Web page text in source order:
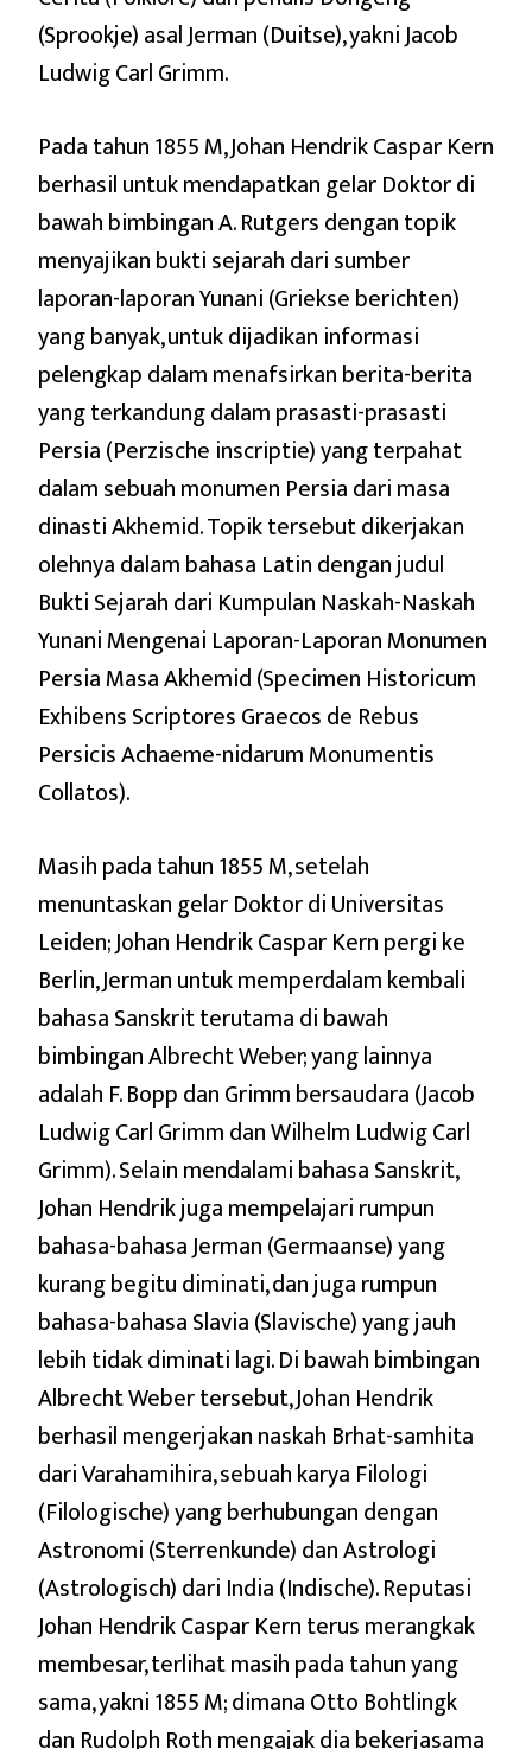
(Sprookje) asal Jerman (Duitse), yakni Jacob
Ludwig Carl Grimm.
Pada tahun 1855 M, Johan Hendrik Caspar Kern
berhasil untuk mendapatkan gelar Doktor di
bawah bimbingan A. Rutgers dengan topik
menyajikan bukti sejarah dari sumber
laporan-laporan Yunani (Griekse berichten)
yang banyak, untuk dijadikan informasi
pelengkap dalam menafsirkan berita-berita
yang terkandung dalam prasasti-prasasti
Persia (Perzische inscriptie) yang terpahat
dalam sebuah monumen Persia dari masa
dinasti Akhemid. Topik tersebut dikerjakan
olehnya dalam bahasa Latin dengan judul
Bukti Sejarah dari Kumpulan Naskah-Naskah
Yunani Mengenai Laporan-Laporan Monumen
Persia Masa Akhemid (Specimen Historicum
Exhibens Scriptores Graecos de Rebus
Persicis Achaeme-nidarum Monumentis
Collatos).
Masih pada tahun 1855 M, setelah
menuntaskan gelar Doktor di Universitas
Leiden; Johan Hendrik Caspar Kern pergi ke
Berlin, Jerman untuk memperdalam kembali
bahasa Sanskrit terutama di bawah
bimbingan Albrecht Weber; yang lainnya
adalah F. Bopp dan Grimm bersaudara (Jacob
Ludwig Carl Grimm dan Wilhelm Ludwig Carl
Grimm). Selain mendalami bahasa Sanskrit,
Johan Hendrik juga mempelajari rumpun
bahasa-bahasa Jerman (Germaanse) yang
kurang begitu diminati, dan juga rumpun
bahasa-bahasa Slavia (Slavische) yang jauh
lebih tidak diminati lagi. Di bawah bimbingan
Albrecht Weber tersebut, Johan Hendrik
berhasil mengerjakan naskah Brhat-samhita
dari Varahamihira, sebuah karya Filologi
(Filologische) yang berhubungan dengan
Astronomi (Sterrenkunde) dan Astrologi
(Astrologisch) dari India (Indische). Reputasi
Johan Hendrik Caspar Kern terus merangkak
membesar, terlihat masih pada tahun yang
sama, yakni 1855 M; dimana Otto Bohtlingk
dan Rudolph Roth mengajak dia bekerjasama